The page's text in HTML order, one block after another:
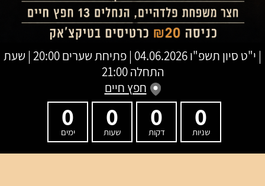
| י"ט סיון תשפ"ו
04.06.2026 | פתיחת שערים 20:00 | שעת
התחלה 21:00
חפץ חיים
0
שניות
0
דקות
0
שעות
0
ימים